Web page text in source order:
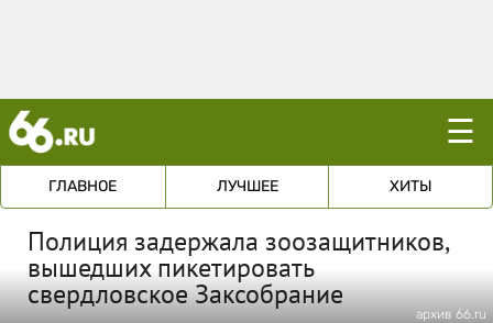
☰
ГЛАВНОЕ ЛУЧШЕЕ ХИТЫ
Полиция задержала зоозащитников,
вышедших пикетировать
свердловское Заксобрание
архив 66.ru